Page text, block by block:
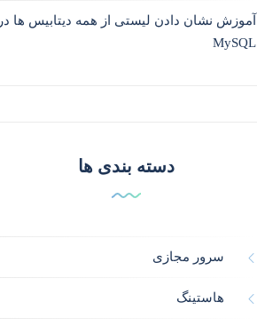
آموزش نشان دادن لیستی از همه دیتابیس ها در
MySQL
دسته بندی ها
سرور مجازی
هاستینگ